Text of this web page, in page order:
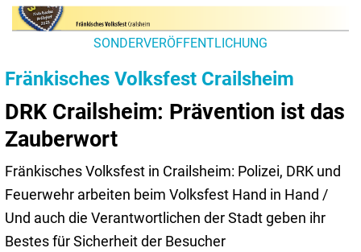
SONDERVERÖFFENTLICHUNG
Fränkisches Volksfest Crailsheim
DRK Crailsheim: Prävention ist das
Zauberwort
Fränkisches Volksfest in Crailsheim: Polizei, DRK und
Feuerwehr arbeiten beim Volksfest Hand in Hand /
Und auch die Verantwortlichen der Stadt geben ihr
Bestes für Sicherheit der Besucher